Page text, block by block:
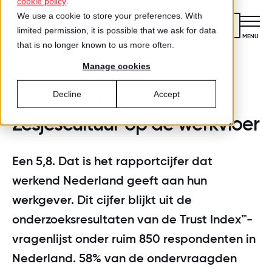
We use a cookie to store your preferences. With
limited permission, it is possible that we ask for data
that is no longer known to us more often.
Manage cookies
Accept
Decline
Kennismaken
MENU
CLOSE
VOOR ORGANISATIES
Wat is certificering?
VOOR MEDEWERKERS
Gecertificeerde organisaties
TEST
Is jouw organisatie een great place
to work?
Diensten
Certificering
Best Workplaces
Culture Coaching
ZO WERKT HET
Hoe werkt het?
Aanmelden
LIJSTEN
Best Workplaces™ Nederland
Inspiratie
Blog
Over ons
Ons verhaal
Organisatiecultuur
Onderzoeksrapport:
Zesjescultuur op de werkvloer
Een 5,8. Dat is het rapportcijfer dat
werkend Nederland geeft aan hun
werkgever. Dit cijfer blijkt uit de
onderzoeksresultaten van de Trust Index™-
vragenlijst onder ruim 850 respondenten in
Nederland. 58% van de ondervraagden